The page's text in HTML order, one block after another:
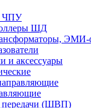
ЧПУ
ШД
ЭМИ-
и аксессуары
передачи (ШВП)